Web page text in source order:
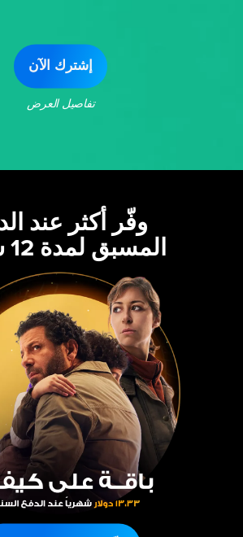
إشترك الآن
تفاصيل العرض
وفّر أكثر عند
المسبق لمدة 12 شهرًا